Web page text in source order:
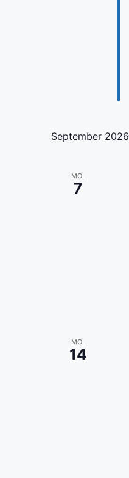
September 2026
MO.
7
MO.
14